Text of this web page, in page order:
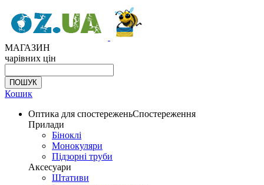
МАГАЗИН
чарівних цін
Кошик
Оптика для спостереженьСпостереження
Прилади
Біноклі
Монокуляри
Підзорні труби
Аксесуари
Штативи